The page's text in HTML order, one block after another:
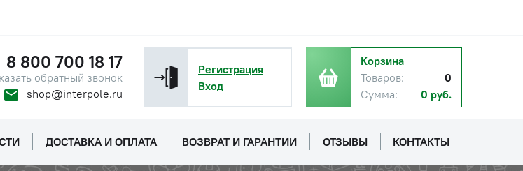
8 800 700 18 17
обратный звонок
shop@interpole.ru
Регистрация
Вход
Корзина
Товаров:
0
Сумма:
0 руб.
ДОСТАВКА И ОПЛАТА ВОЗВРАТ И ГАРАНТИИ ОТЗЫВЫ КОНТАКТЫ